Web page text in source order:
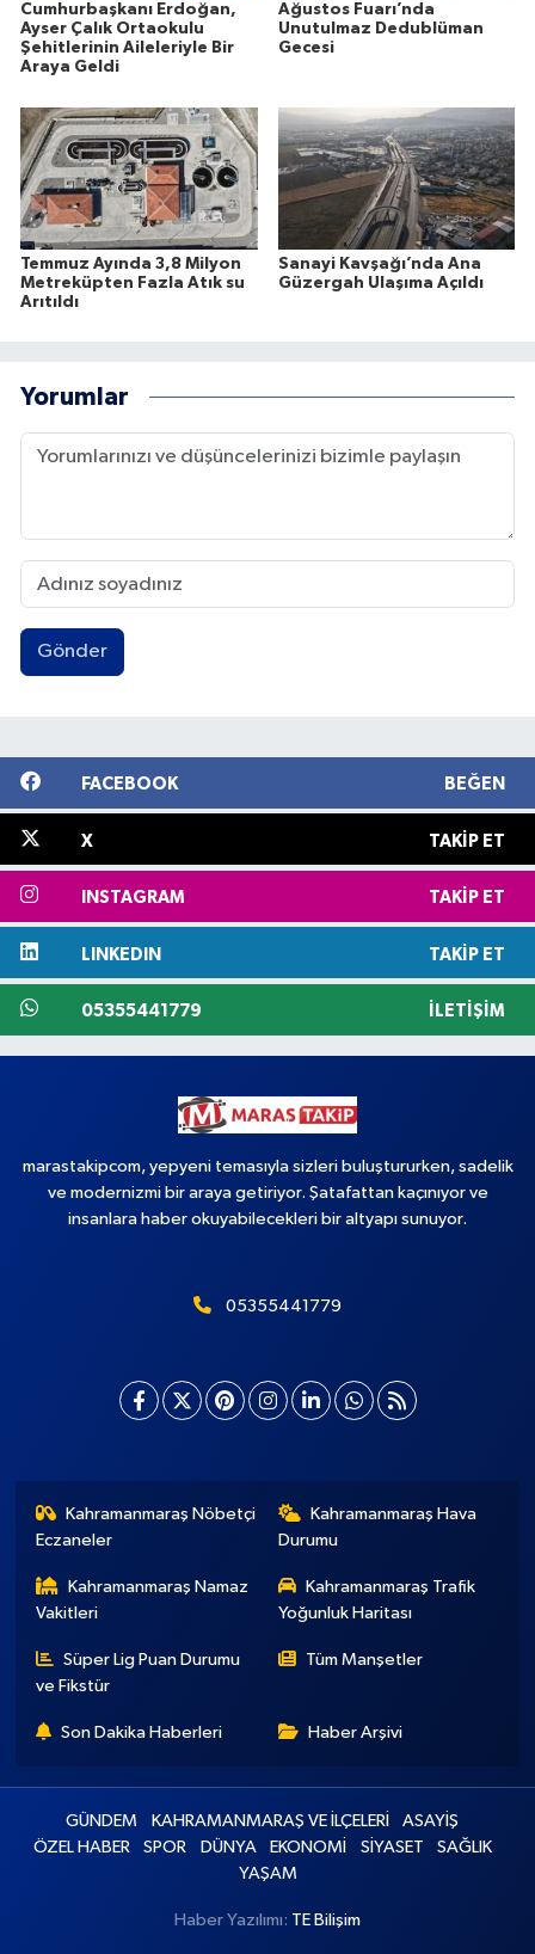
Cumhurbaşkanı Erdoğan,
Ayser Çalık Ortaokulu
Şehitlerinin Aileleriyle Bir
Araya Geldi
Ağustos Fuarı’nda
Unutulmaz Dedublüman
Gecesi
Temmuz Ayında 3,8 Milyon
Metreküpten Fazla Atık su
Arıtıldı
Sanayi Kavşağı’nda Ana
Güzergah Ulaşıma Açıldı
Yorumlar
Gönder
FACEBOOK BEĞEN
X TAKIP ET
INSTAGRAM TAKIP ET
LINKEDIN TAKIP ET
05355441779 İLETIŞIM
marastakipcom, yepyeni temasıyla sizleri buluştururken, sadelik
ve modernizmi bir araya getiriyor. Şatafattan kaçınıyor ve
insanlara haber okuyabilecekleri bir altyapı sunuyor.
05355441779
Kahramanmaraş Nöbetçi
Eczaneler
Kahramanmaraş Hava
Durumu
Kahramanmaraş Namaz
Vakitleri
Kahramanmaraş Trafik
Yoğunluk Haritası
Süper Lig Puan Durumu
ve Fikstür
Tüm Manşetler
Son Dakika Haberleri Haber Arşivi
GÜNDEM KAHRAMANMARAŞ VE İLÇELERİ
ASAYİŞ
ÖZEL HABER
SPOR DÜNYA EKONOMİ SİYASET
SAĞLIK
YAŞAM
Haber Yazılımı: TE Bilişim